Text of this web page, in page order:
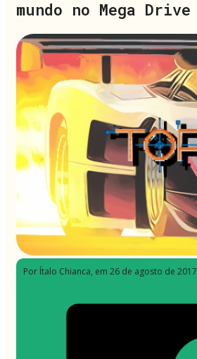
mundo no Mega Drive
Por Ítalo Chianca, em 26 de agosto de 2017